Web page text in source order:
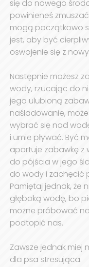
się do nowego
powinieneś
mogą początkowo
jest, aby być
oswojenie się z
Następnie możesz
wody, rzucając do
jego ulubioną
naśladowanie,
wybrać się nad
i umie pływać. Być
aportuje zabawkę z
do pójścia w jego
do wody i zachęcić
Pamiętaj jednak, że
głęboką wodę, bo
możne próbować
podtopić nas.
Zawsze jednak miej
dla psa stresująca.